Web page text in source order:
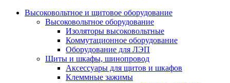
Высоковольтное и щитовое оборудование
Высоковольтное оборудование
Изоляторы высоковольтные
Коммутационное оборудование
Оборудование для ЛЭП
Щиты и шкафы, шинопровод
Аксессуары для щитов и шкафов
Клеммные зажимы